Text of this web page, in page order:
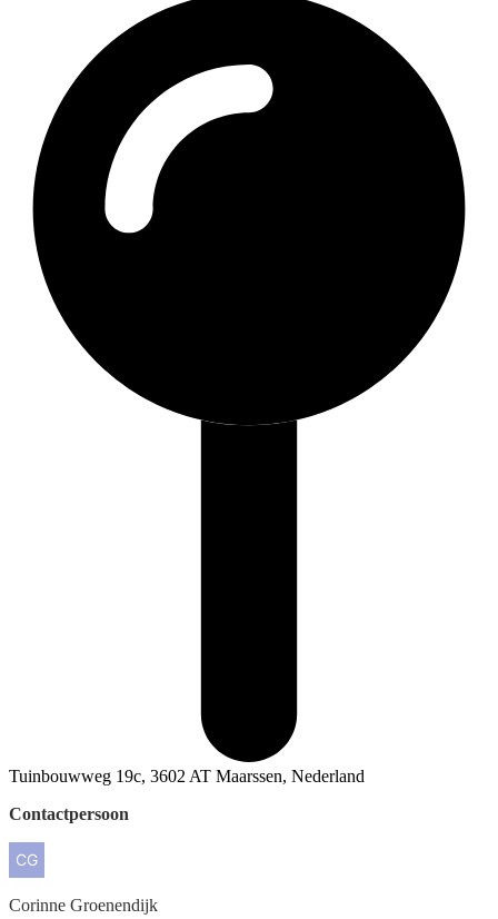
Tuinbouwweg 19c, 3602 AT Maarssen, Nederland
Contactpersoon
Corinne Groenendijk